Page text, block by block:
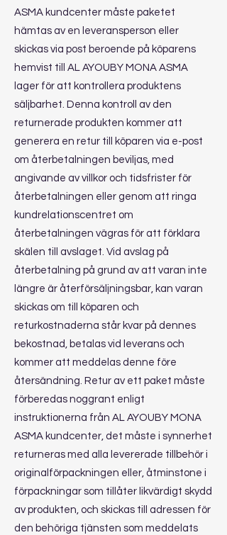
ASMA kundcenter måste paketet
hämtas av en leveransperson eller
skickas via post beroende på köparens
hemvist till AL AYOUBY MONA ASMA
lager för att kontrollera produktens
säljbarhet. Denna kontroll av den
returnerade produkten kommer att
generera en retur till köparen via e-post
om återbetalningen beviljas, med
angivande av villkor och tidsfrister för
återbetalningen eller genom att ringa
kundrelationscentret om
återbetalningen vägras för att förklara
skälen till avslaget. Vid avslag på
återbetalning på grund av att varan inte
längre är återförsäljningsbar, kan varan
skickas om till köparen och
returkostnaderna står kvar på dennes
bekostnad, betalas vid leverans och
kommer att meddelas denne före
återsändning. Retur av ett paket måste
förberedas noggrant enligt
instruktionerna från AL AYOUBY MONA
ASMA kundcenter, det måste i synnerhet
returneras med alla levererade tillbehör i
originalförpackningen eller, åtminstone i
förpackningar som tillåter likvärdigt skydd
av produkten, och skickas till adressen för
den behöriga tjänsten som meddelats